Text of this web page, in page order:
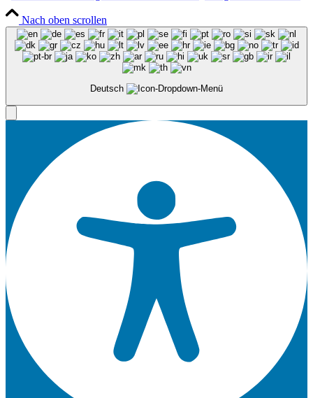
Nach oben scrollen
Deutsch